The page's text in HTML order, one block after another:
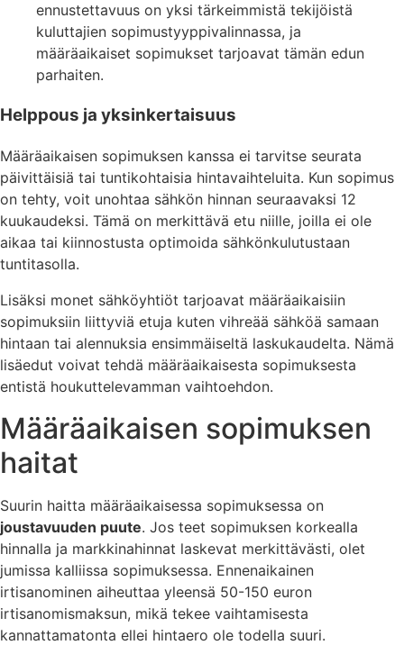
ennustettavuus on yksi tärkeimmistä tekijöistä
kuluttajien sopimustyyppivalinnassa, ja
määräaikaiset sopimukset tarjoavat tämän edun
parhaiten.
Helppous ja yksinkertaisuus
Määräaikaisen sopimuksen kanssa ei tarvitse seurata
päivittäisiä tai tuntikohtaisia hintavaihteluita. Kun sopimus
on tehty, voit unohtaa sähkön hinnan seuraavaksi 12
kuukaudeksi. Tämä on merkittävä etu niille, joilla ei ole
aikaa tai kiinnostusta optimoida sähkönkulutustaan
tuntitasolla.
Lisäksi monet sähköyhtiöt tarjoavat määräaikaisiin
sopimuksiin liittyviä etuja kuten vihreää sähköä samaan
hintaan tai alennuksia ensimmäiseltä laskukaudelta. Nämä
lisäedut voivat tehdä määräaikaisesta sopimuksesta
entistä houkuttelevamman vaihtoehdon.
Määräaikaisen sopimuksen
haitat
Suurin haitta määräaikaisessa sopimuksessa on
joustavuuden puute. Jos teet sopimuksen korkealla
hinnalla ja markkinahinnat laskevat merkittävästi, olet
jumissa kalliissa sopimuksessa. Ennenaikainen
irtisanominen aiheuttaa yleensä 50-150 euron
irtisanomismaksun, mikä tekee vaihtamisesta
kannattamatonta ellei hintaero ole todella suuri.